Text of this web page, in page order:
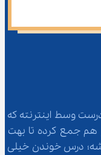
وسط اینترنته که
رو دور هم جمع کرده تا بهت
درس خوندن خیلی